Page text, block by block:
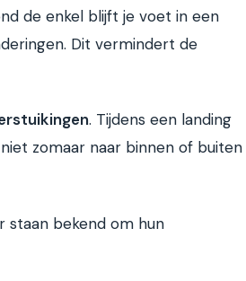
de enkel blijft je voet in een
Dit vermindert de
. Tijdens een landing
zomaar naar binnen of buiten
staan bekend om hun